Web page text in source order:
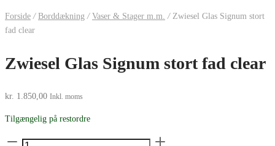
Forside / Borddækning / Vaser & Stager m.m. /Zwiesel Glas Signum stort
fad clear
Zwiesel Glas Signum stort fad clear
kr. 1.850,00 Inkl. moms
Tilgængelig på restordre
Zwiesel